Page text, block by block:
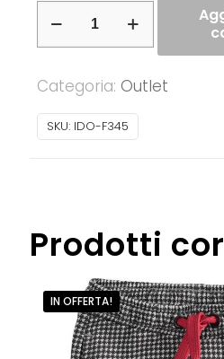
bimba
in
felpa
Categoria: Outlet
SKU: IDO-F345
Prodotti
IN OFFERTA!